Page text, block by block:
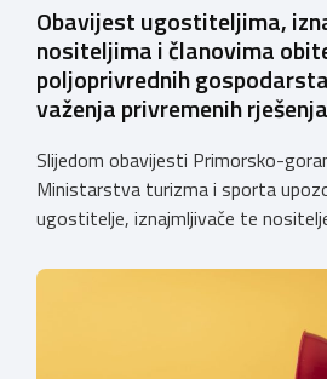
Obavijest ugostiteljima,
nositeljima i članovima
poljoprivrednih
važenja privremenih rješenja
Slijedom obavijesti Primorsko-
Ministarstva turizma i sporta
ugostitelje, iznajmljivače te
privremenih rješenja izdanih
1. siječnja 2025. godine više ne
zahtjevi za izdavanje privremenih